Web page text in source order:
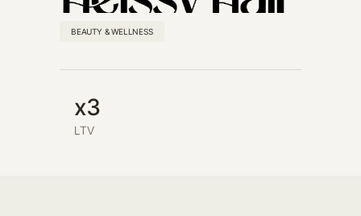
BEAUTY & WELLNESS
x3
LTV